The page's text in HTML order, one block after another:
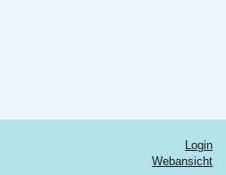
Login
Webansicht